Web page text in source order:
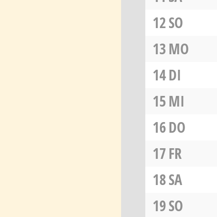
12SO
13MO
14DI
15MI
16DO
17FR
18SA
19SO